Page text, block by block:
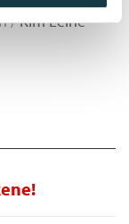
/Kim Leine